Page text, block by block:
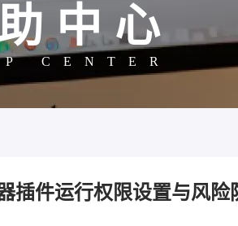
中心
CENTER
插件运行权限设置与风险